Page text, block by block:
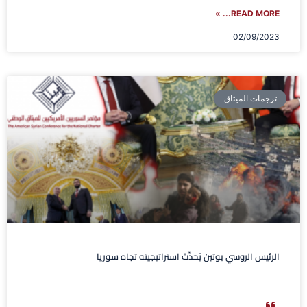
READ MORE... »
02/09/2023
ترجمات الميثاق
الرئيس الروسي بوتين يُحدِّث استراتيجيته تجاه سوريا